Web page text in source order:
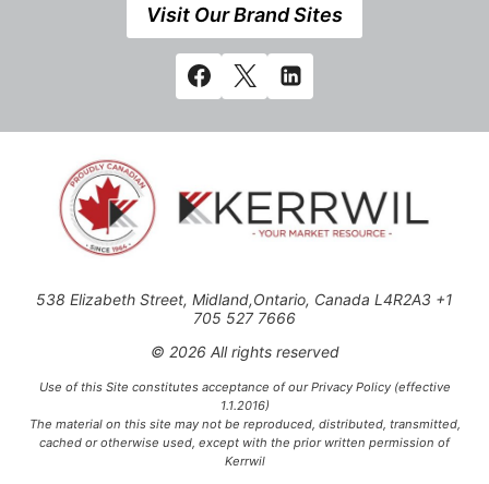
Visit Our Brand Sites
538 Elizabeth Street, Midland,Ontario, Canada L4R2A3 +1
705 527 7666
© 2026 All rights reserved
Use of this Site constitutes acceptance of our Privacy Policy (effective
1.1.2016)
The material on this site may not be reproduced, distributed, transmitted,
cached or otherwise used, except with the prior written permission of
Kerrwil